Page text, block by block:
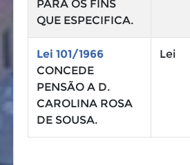
PARA OS FINS
QUE ESPECIFICA.
Lei 101/1966
CONCEDE
PENSÃO A D.
CAROLINA ROSA
DE SOUSA.
Lei